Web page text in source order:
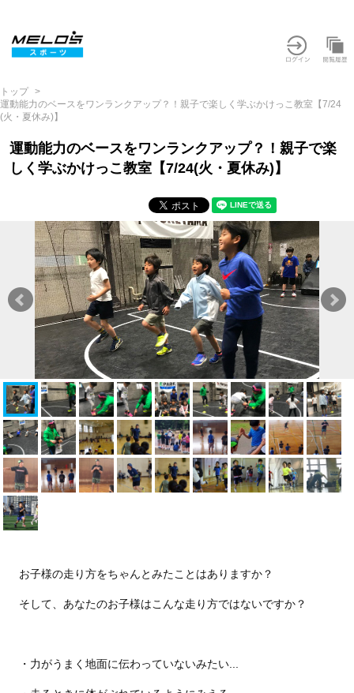
トップ
運動能力のベースをワンランクアップ？！親子で楽しく学ぶかけっこ教室【7/24
(火・夏休み)】
運動能力のベースをワンランクアップ？！親子で楽
しく学ぶかけっこ教室【7/24(火・夏休み)】
お子様の走り方をちゃんとみたことはありますか？
そして、あなたのお子様はこんな走り方ではないですか？
・力がうまく地面に伝わっていないみたい...